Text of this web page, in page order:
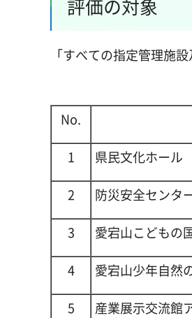
評価の対象
「すべての指定管理施
No.
1
県民文化ホール
2
防災安全センタ
3
愛宕山こどもの
4
愛宕山少年自然
5
産業展示交流館